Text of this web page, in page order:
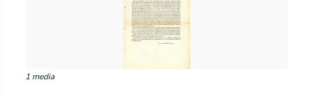
1 media